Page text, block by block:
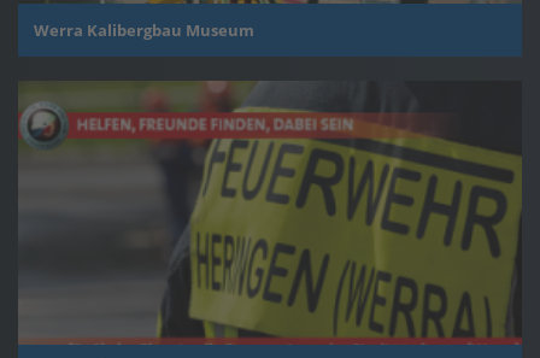
Werra Kalibergbau Museum